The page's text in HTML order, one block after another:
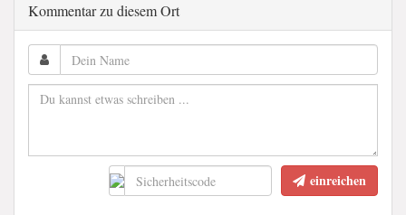
Kommentar zu diesem Ort
einreichen